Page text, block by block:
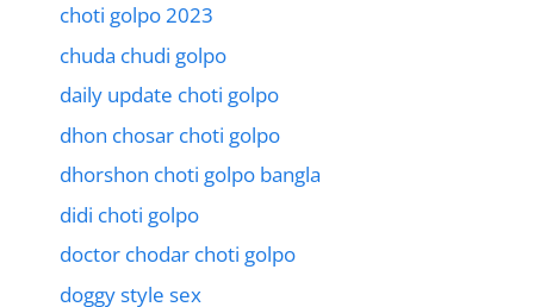
choti golpo 2023
chuda chudi golpo
daily update choti golpo
dhon chosar choti golpo
dhorshon choti golpo bangla
didi choti golpo
doctor chodar choti golpo
doggy style sex